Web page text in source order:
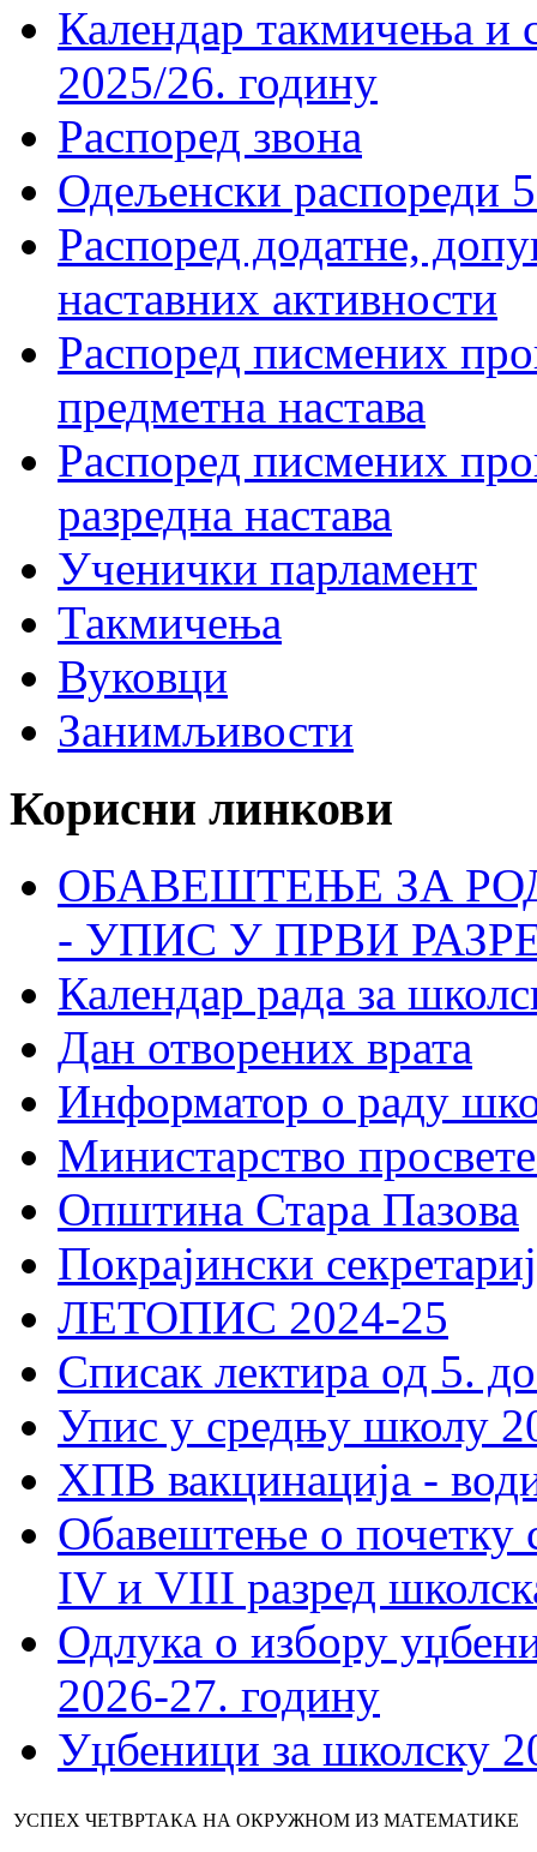
Календар такмичења
2025/26. годину
Распоред звона
Одељенски распореди
Распоред додатне,
наставних активности
Распоред писмених
предметна настава
Распоред писмених
разредна настава
Ученички парламент
Такмичења
Вуковци
Занимљивости
Корисни линкови
ОБАВЕШТЕЊЕ ЗА
- УПИС У ПРВИ
Календар рада за
Дан отворених врата
Информатор о раду
Министарство
Општина Стара Пазова
Покрајински
ЛЕТОПИС 2024-25
Списак лектира од 5.
Упис у средњу школу
ХПВ вакцинација -
Обавештење о почетку
IV и VIII разред
Одлука о избору
2026-27. годину
Уџбеници за школску
УСПЕХ ЧЕТВРТАКА НА ОКРУЖНОМ ИЗ МАТЕМАТИКЕ